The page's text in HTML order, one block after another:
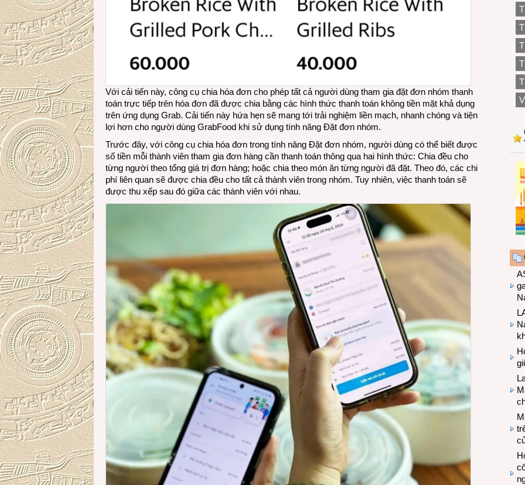
Với cải tiến này, công cụ chia hóa đơn cho phép tất cả người dùng tham gia đặt đơn nhóm thanh
toán trực tiếp trên hóa đơn đã được chia bằng các hình thức thanh toán không tiền mặt khả dụng
trên ứng dụng Grab. Cải tiến này hứa hẹn sẽ mang tới trải nghiệm liền mạch, nhanh chóng và tiện
lợi hơn cho người dùng GrabFood khi sử dụng tính năng Đặt đơn nhóm.
Trước đây, với công cụ chia hóa đơn trong tính năng Đặt đơn nhóm, người dùng có thể biết được
số tiền mỗi thành viên tham gia đơn hàng cần thanh toán thông qua hai hình thức: Chia đều cho
từng người theo tổng giá trị đơn hàng; hoặc chia theo món ăn từng người đã đặt. Theo đó, các chi
phí liên quan sẽ được chia đều cho tất cả thành viên trong nhóm. Tuy nhiên, việc thanh toán sẽ
được thu xếp sau đó giữa các thành viên với nhau.